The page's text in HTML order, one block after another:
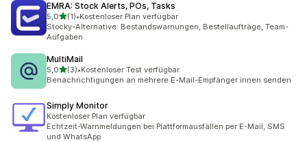
EMRA: Stock Alerts, POs, Tasks
5,0von 5 Sternen
(1)
1 Rezensionen insgesamt
•Kostenloser Plan verfügbar
Stocky-Alternative: Bestandswarnungen, Bestellaufträge, Team-
Aufgaben
MultiMail
5,0von 5 Sternen
(3)
3 Rezensionen insgesamt
•Kostenloser Test verfügbar
Benachrichtigungen an mehrere E-Mail-Empfänger:innen senden
Simply Monitor
Kostenloser Plan verfügbar
Echtzeit-Warnmeldungen bei Plattformausfällen per E-Mail, SMS
und WhatsApp